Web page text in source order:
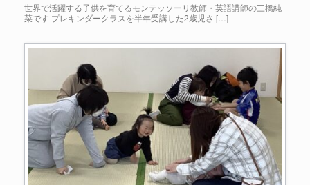
世界で活躍する子供を育てるモンテッソーリ教師・英語講師の三橋純
菜です プレキンダークラスを半年受講した2歳児さ […]